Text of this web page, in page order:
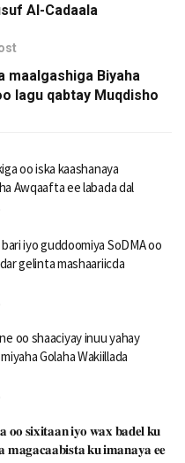
Al-Cadaala
maalgashiga Biyaha
lagu qabtay Muqdisho
oo iska kaashanaya
Awqaafta ee labada dal
iyo guddoomiya SoDMA oo
gelinta mashaariicda
oo shaaciyay inuu yahay
Golaha Wakiillada
𝐬𝐢𝐱𝐢𝐭𝐚𝐚𝐧 𝐢𝐲𝐨 𝐰𝐚𝐱 𝐛𝐚𝐝𝐞𝐥 𝐤𝐮
𝐦𝐚𝐠𝐚𝐜𝐚𝐚𝐛𝐢𝐬𝐭𝐚 𝐤𝐮 𝐢𝐦𝐚𝐧𝐚𝐲𝐚 𝐞𝐞